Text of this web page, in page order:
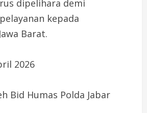
dipelihara demi
kepada
Barat.
2026
Bid Humas Polda Jabar